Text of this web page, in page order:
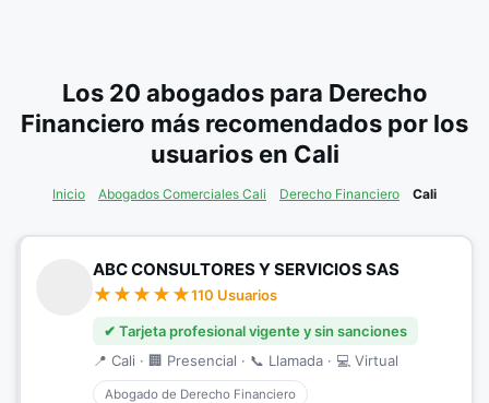
Los 20 abogados para Derecho
Financiero más recomendados por los
usuarios en Cali
Inicio Abogados Comerciales Cali Derecho Financiero Cali
ABC CONSULTORES Y SERVICIOS SAS
110 Usuarios
✔ Tarjeta profesional vigente y sin sanciones
📍 Cali · 🏢 Presencial · 📞 Llamada · 💻 Virtual
Abogado de Derecho Financiero